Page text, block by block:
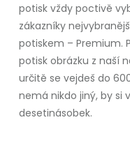
potisk vždy poctivě
zákazníky
potiskem – Premium.
potisk obrázku z naší
určitě se vejdeš do
nemá nikdo jiný, by si
desetinásobek.